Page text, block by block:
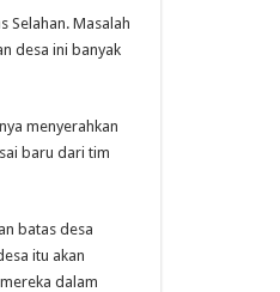
Selahan. Masalah
desa ini banyak
menyerahkan
baru dari tim
batas desa
itu akan
dalam